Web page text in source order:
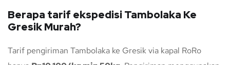
Berapa tarif ekspedisi Tambolaka Ke
Gresik Murah?
Tarif pengiriman Tambolaka ke Gresik via kapal RoRo